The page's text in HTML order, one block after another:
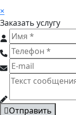
×
Заказать услугу
Отправить